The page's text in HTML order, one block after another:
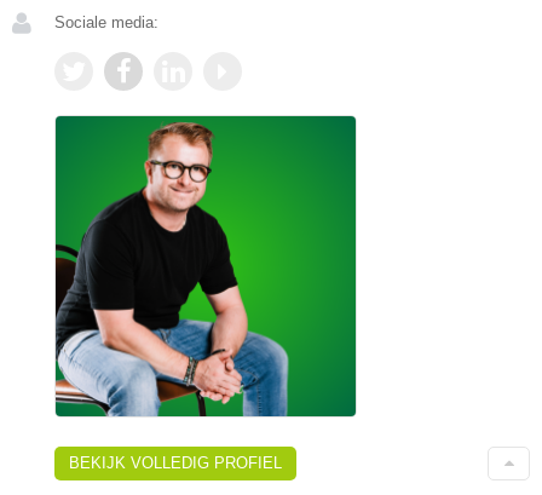
Sociale media:
BEKIJK VOLLEDIG PROFIEL